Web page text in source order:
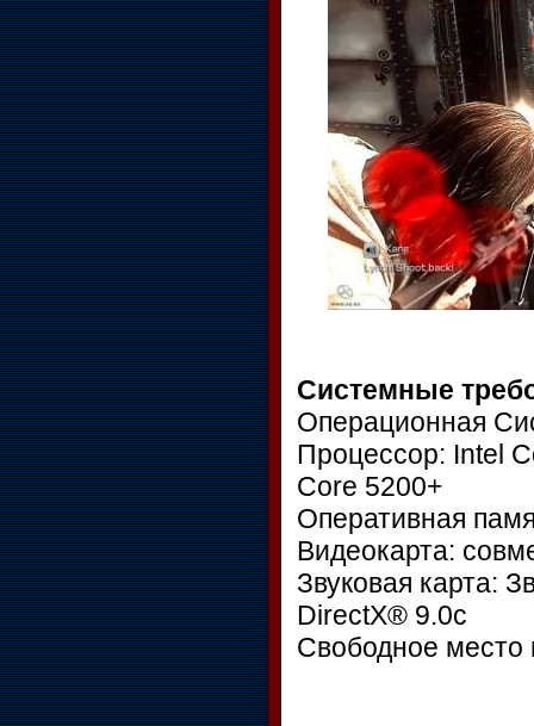
Системные
Операционная
Процессор: Intel
Core 5200+
Оперативная
Видеокарта:
Звуковая карта:
DirectX® 9.0с
Свободное место